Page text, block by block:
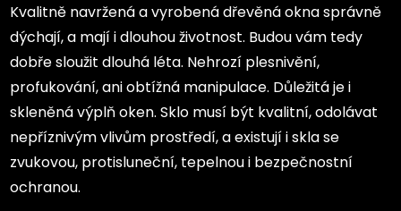
Kvalitně navržená a vyrobenádřevěná oknasprávně
dýchají, a mají i dlouhou životnost. Budou vám tedy
dobře sloužit dlouhá léta. Nehrozí plesnivění,
profukování, ani obtížná manipulace. Důležitá je i
skleněná výplň oken. Sklo musí být kvalitní, odolávat
nepříznivým vlivům prostředí, a existují i skla se
zvukovou, protisluneční, tepelnou i bezpečnostní
ochranou.